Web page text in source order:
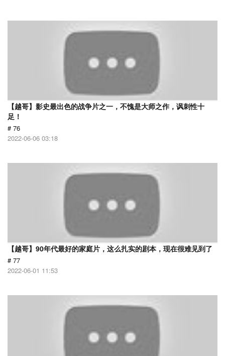
【越哥】影史最出色的战争片之一，不愧是大师之作，讽刺性十
足！
# 76
2022-06-06 03:18
【越哥】90年代最好的家庭片，这么扎实的剧本，现在很难见到了
# 77
2022-06-01 11:53